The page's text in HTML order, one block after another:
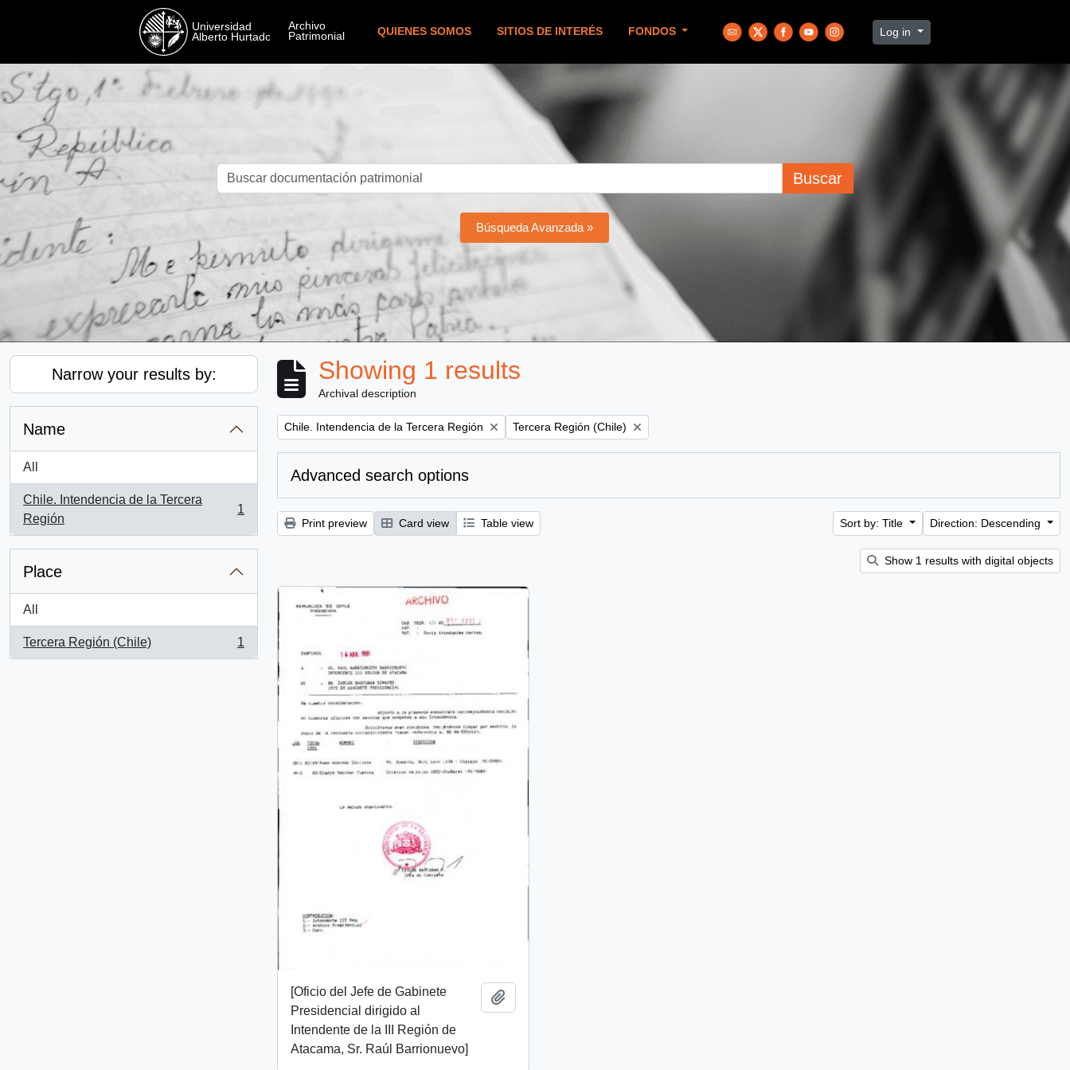
QUIENES SOMOS SITIOS DE INTERÉS FONDOS Log in
Buscar
Búsqueda Avanzada »
Narrow your results by:
Name
All
Chile. Intendencia de la Tercera
Región
, 1 results
1
Place
All
Tercera Región (Chile)
, 1 results
1
Showing 1 results
Archival description
Remove filter:
Chile. Intendencia de la Tercera Región Remove filter:
Tercera Región (Chile)
Advanced search options
Print preview Card view Table view Sort by: Title Direction: Descending
Show 1 results with digital objects
[Oficio del Jefe de Gabinete
Presidencial dirigido al
Intendente de la III Región de
Atacama, Sr. Raúl Barrionuevo]